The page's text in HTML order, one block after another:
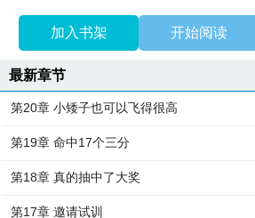
加入书架 开始阅读
最新章节
第20章 小矮子也可以飞得很高
第19章 命中17个三分
第18章 真的抽中了大奖
第17章 邀请试训